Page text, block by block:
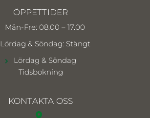
ÖPPETTIDER
Mån-Fre: 08.00 – 17.00
Lördag & Söndag: Stängt
Lördag & Söndag
Tidsbokning
KONTAKTA OSS